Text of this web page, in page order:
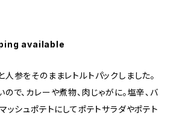
available
参をそのままレトルトパックしました。
で、カレーや煮物、肉じゃがに。塩辛、バ
ッシュポテトにしてポテトサラダやポテト